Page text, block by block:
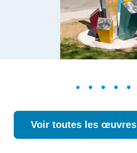
Voir toutes les œuvres